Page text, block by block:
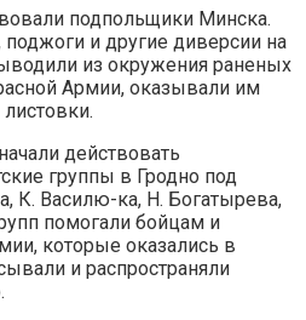
подпольщики Минска.
и другие диверсии на
из окружения раненых
Армии, оказывали им
действовать
группы в Гродно под
К. Василю-ка, Н. Богатырева,
помогали бойцам и
которые оказались в
и распространяли